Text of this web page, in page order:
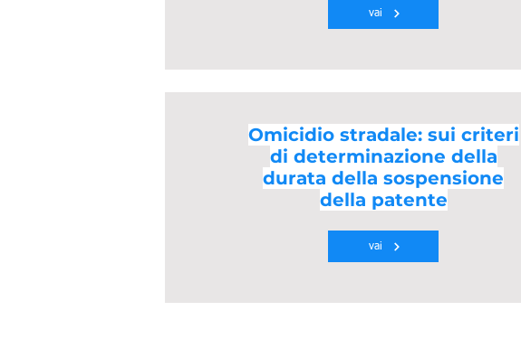
vai
Omicidio stradale: sui criteri
di determinazione della
durata della sospensione
della patente
vai